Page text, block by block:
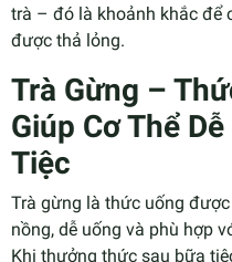
trà – đó là khoảnh khắc để
được thả lỏng.
Trà Gừng –
Giúp Cơ Thể
Tiệc
Trà gừng là thức uống
nồng, dễ uống và phù hợp
Khi thưởng thức sau bữa